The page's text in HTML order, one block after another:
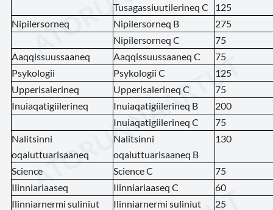
Tusagassiuutilerineq C
125
Nipilersorneq
Nipilersorneq B
275
Nipilersorneq C
75
Aaqqissuussaaneq
Aaqqissuussaaneq C
75
Psykologii
Psykologii C
125
Upperisalerineq
Upperisalerineq C
75
Inuiaqatigiilerineq
Inuiaqatigiilerineq B
200
Inuiaqatigiilerineq C
75
Nalitsinni
oqaluttuarisaaneq
Nalitsinni
oqaluttuarisaaneq B
130
Science Science C
75
Ilinniariaaseq
Ilinniariaaseq C
60
Ilinniarnermi suliniut
Ilinniarnermi suliniut
25